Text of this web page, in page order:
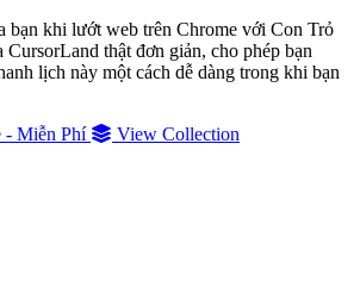
bạn khi lướt web trên Chrome với Con Trỏ
CursorLand thật đơn giản, cho phép bạn
lịch này một cách dễ dàng trong khi bạn
- Miễn Phí
View Collection